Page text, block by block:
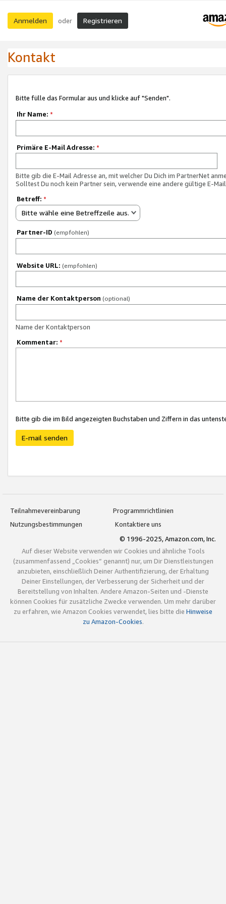
Anmelden oder Registrieren
Kontakt
Bitte fülle das Formular aus und klicke auf "Senden".
Ihr Name: *
Primäre E-Mail Adresse: *
Bitte gib die E-Mail Adresse an, mit welcher Du Dich im PartnerNet
Solltest Du noch kein Partner sein, verwende eine andere gültige E-
Betreff: *
Bitte wähle eine Betreffzeile aus.
Partner-ID (empfohlen)
Website URL: (empfohlen)
Name der Kontaktperson (optional)
Name der Kontaktperson
Kommentar: *
Bitte gib die im Bild angezeigten Buchstaben und Ziffern in das
E-mail senden
Teilnahmevereinbarung
Programmrichtlinien
Nutzungsbestimmungen
Kontaktiere uns
© 1996-2025, Amazon.com, Inc.
Auf dieser Website verwenden wir Cookies und ähnliche Tools
(zusammenfassend „Cookies“ genannt) nur, um Dir Dienstleistungen
anzubieten, einschließlich Deiner Authentifizierung, der Erhaltung
Deiner Einstellungen, der Verbesserung der Sicherheit und der
Bereitstellung von Inhalten. Andere Amazon-Seiten und -Dienste
können Cookies für zusätzliche Zwecke verwenden. Um mehr darüber
zu erfahren, wie Amazon Cookies verwendet, lies bitte die Hinweise
zu Amazon-Cookies.